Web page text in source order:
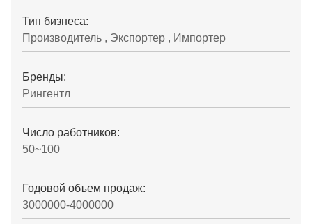
Тип бизнеса:
Производитель , Экспортер , Импортер
Бренды:
Рингентл
Число работников:
50~100
Годовой объем продаж:
3000000-4000000